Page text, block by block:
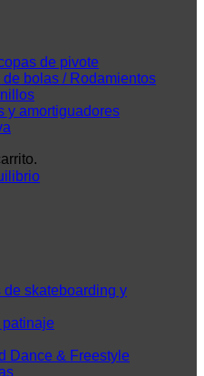
de pivote
de bolas / Rodamientos
y amortiguadores
skateboarding y
Dance & Freestyle